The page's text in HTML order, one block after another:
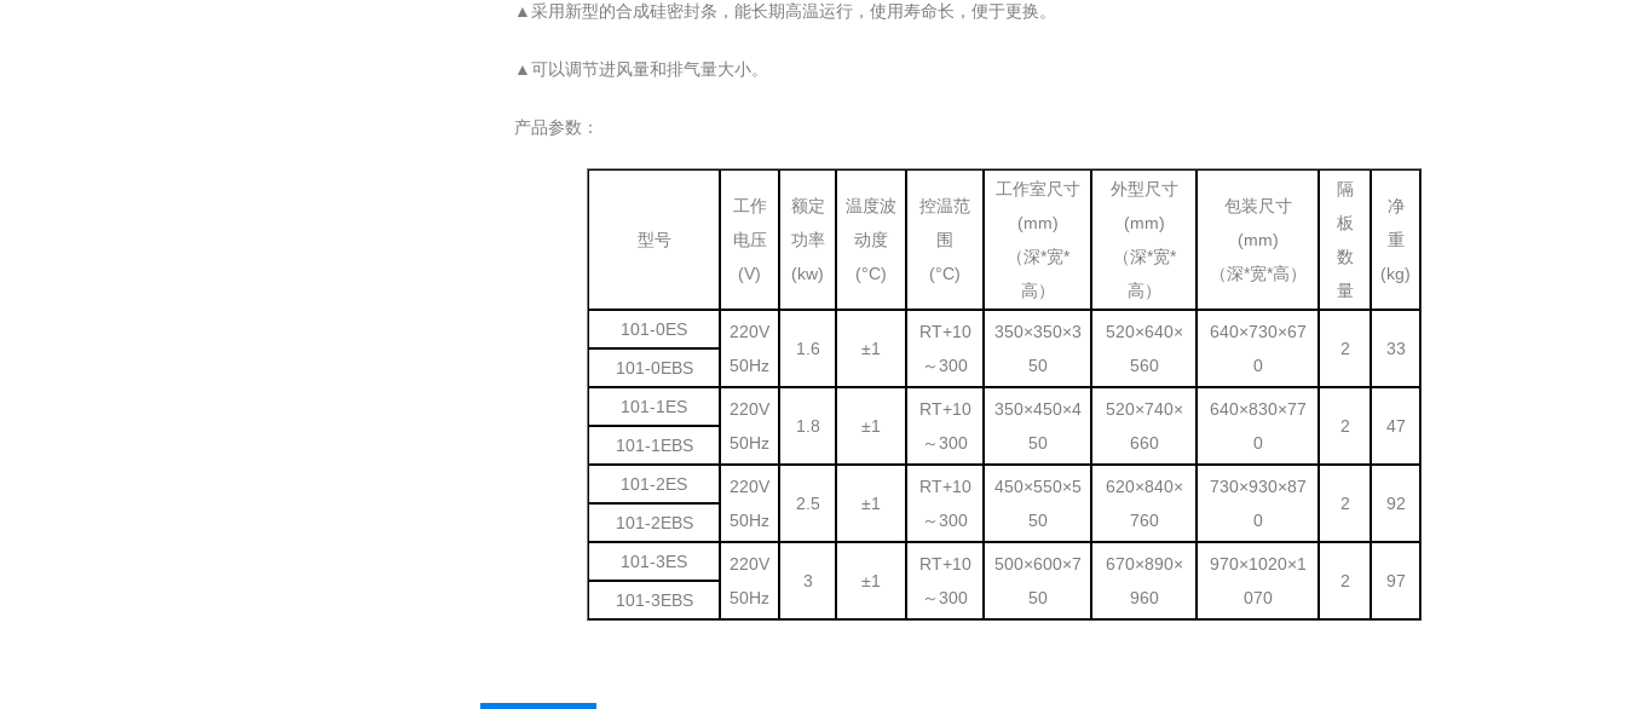
▲采用新型的合成硅密封条，能长期高温运行，使用寿命长，便于更换。
▲可以调节进风量和排气量大小。
产品参数：
型号
工作
电压
(V)
额定
功率
(kw)
温度波
动度
(°C)
控温范
围
(°C)
工作室尺寸
(mm)
（深*宽*
高）
外型尺寸
(mm)
（深*宽*
高）
包装尺寸
(mm)
（深*宽*高）
隔
板
数
量
净
重
(kg)
101-0ES
220V
50Hz
1.6 ±1
RT+10
～300
350×350×3
50
520×640×
560
640×730×67
0
2
33
101-0EBS
101-1ES
220V
50Hz
1.8 ±1
RT+10
～300
350×450×4
50
520×740×
660
640×830×77
0
2
47
101-1EBS
101-2ES
220V
50Hz
2.5 ±1
RT+10
～300
450×550×5
50
620×840×
760
730×930×87
0
2
92
101-2EBS
101-3ES
220V
50Hz
3 ±1
RT+10
～300
500×600×7
50
670×890×
960
970×1020×1
070
2
97
101-3EBS